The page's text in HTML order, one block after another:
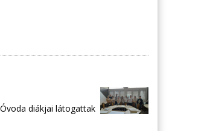
diákjai látogattak